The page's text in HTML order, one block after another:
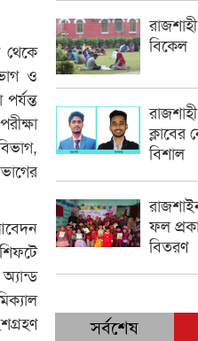
থেকে
ও
বিকেল
ক্লাবের
বিশাল
ফল
বিতরণ
সর্বশেষ